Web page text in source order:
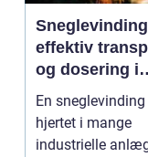
effektiv
og dosering i
industrien
En sneglevinding
hjertet i mange
industrielle